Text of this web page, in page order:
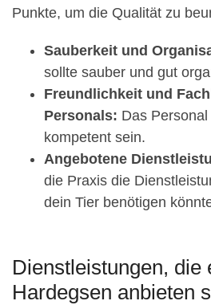
Punkte, um die Qualität zu
Sauberkeit und
sollte sauber und gut
Freundlichkeit und
Personals: Das
kompetent sein.
Angebotene
die Praxis die
dein Tier benötigen
Dienstleistungen, die
Hardegsen anbieten